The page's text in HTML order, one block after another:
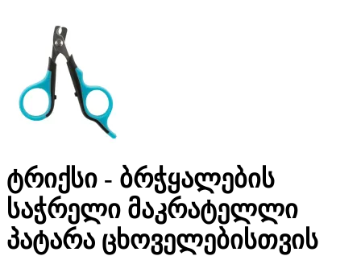
ტრიქსი - ბრჭყალების
საჭრელი მაკრატელლი
პატარა ცხოველებისთვის